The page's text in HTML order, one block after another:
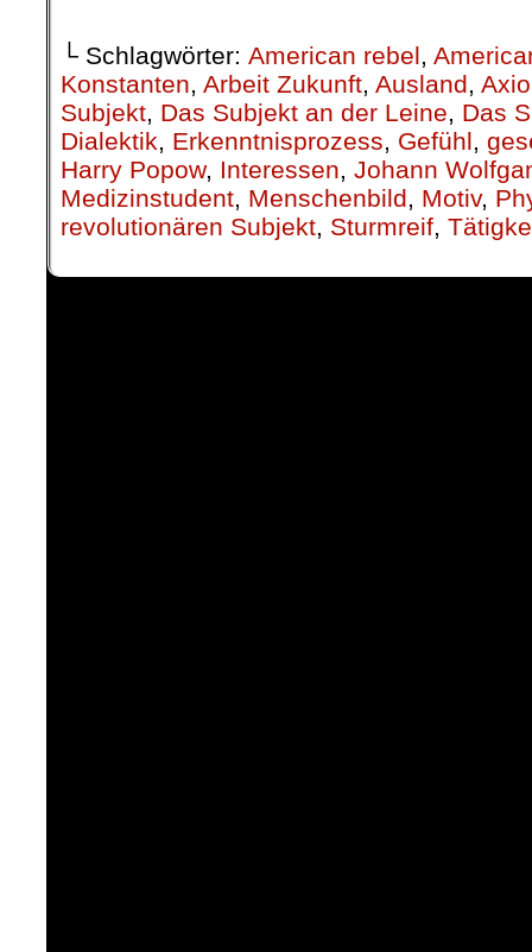
└ Schlagwörter: American rebel,
Konstanten, Arbeit Zukunft, Ausland,
Subjekt, Das Subjekt an der Leine, Das
Dialektik, Erkenntnisprozess, Gefühl,
Harry Popow, Interessen, Johann
Medizinstudent, Menschenbild, Motiv,
revolutionären Subjekt, Sturmreif,